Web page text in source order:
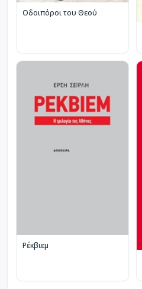
Οδοιπόροι του Θεού
Ρέκβιεμ